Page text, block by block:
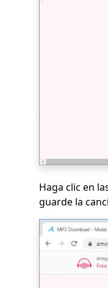
Haga clic en
guarde la